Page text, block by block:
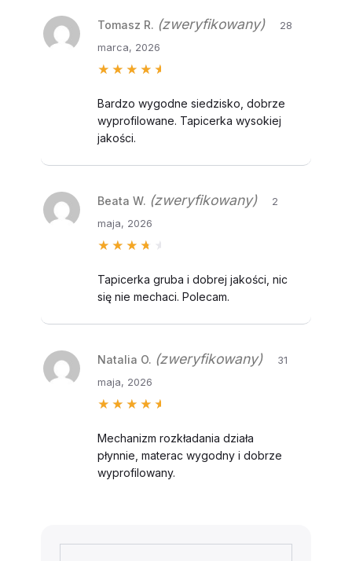
Oceniono
na 5
Tomasz R. (zweryfikowany)
28
marca, 2026
Bardzo wygodne siedzisko, dobrze
wyprofilowane. Tapicerka wysokiej
jakości.
Oceniono
na 5
Beata W. (zweryfikowany)
2
maja, 2026
Tapicerka gruba i dobrej jakości, nic
się nie mechaci. Polecam.
Oceniono
na 5
Natalia O. (zweryfikowany)
31
maja, 2026
Mechanizm rozkładania działa
płynnie, materac wygodny i dobrze
wyprofilowany.